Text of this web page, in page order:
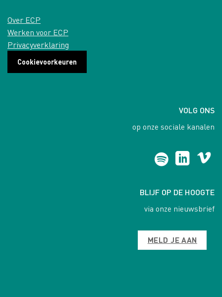
Over ECP
Werken voor ECP
Privacyverklaring
Cookievoorkeuren
VOLG ONS
op onze sociale kanalen
BLIJF OP DE HOOGTE
via onze nieuwsbrief
MELD JE AAN